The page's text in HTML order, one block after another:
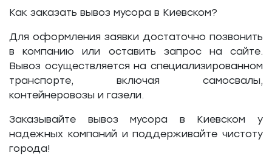
Как заказать вывоз мусора в Киевском?
Для оформления заявки достаточно позвонить
в компанию или оставить запрос на сайте.
Вывоз осуществляется на специализированном
транспорте, включая самосвалы,
контейнеровозы и газели.
Заказывайте вывоз мусора в Киевском у
надежных компаний и поддерживайте чистоту
города!